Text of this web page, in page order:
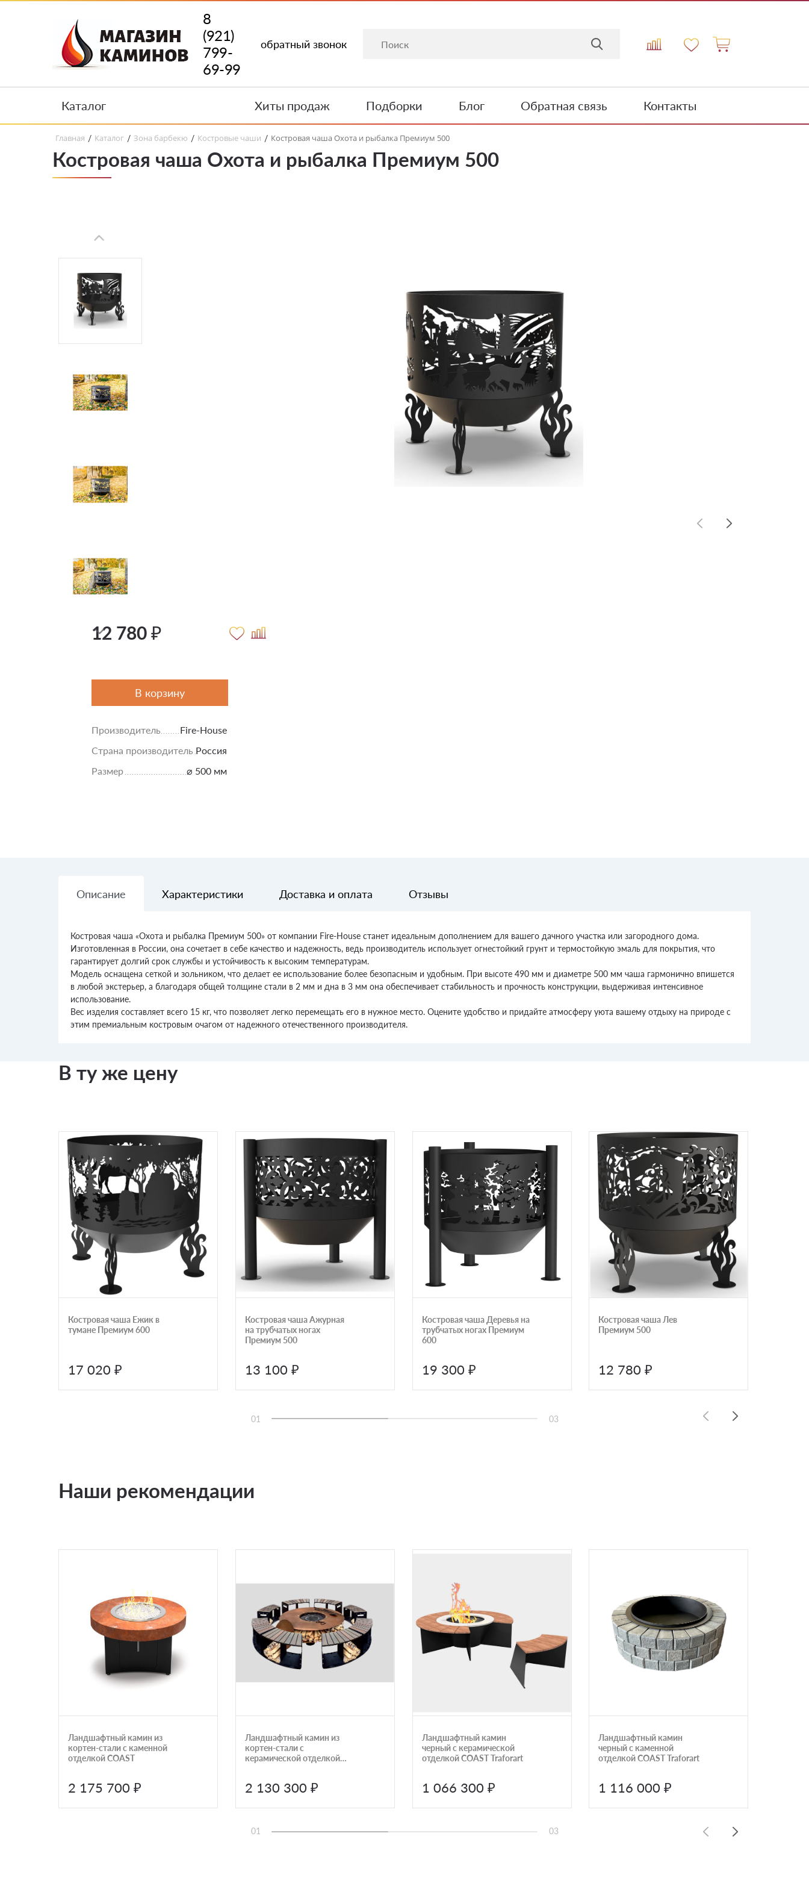
8
(921)
799-
69-99
обратный звонок
Каталог Хиты продаж Подборки Блог Обратная связь Контакты
Главная / Каталог / Зона барбекю / Костровые чаши / Костровая чаша Охота и рыбалка Премиум 500
Костровая чаша Охота и рыбалка Премиум 500
12 780 ₽
В корзину
Производитель
Fire-House
Страна производитель Россия
Размер
⌀ 500 мм
Описание Характеристики Доставка и оплата Отзывы
Костровая чаша «Охота и рыбалка Премиум 500» от компании Fire-House станет идеальным дополнением для вашего дачного участка или загородного дома.
Изготовленная в России, она сочетает в себе качество и надежность, ведь производитель использует огнестойкий грунт и термостойкую эмаль для покрытия, что
гарантирует долгий срок службы и устойчивость к высоким температурам.
Модель оснащена сеткой и зольником, что делает ее использование более безопасным и удобным. При высоте 490 мм и диаметре 500 мм чаша гармонично впишется
в любой экстерьер, а благодаря общей толщине стали в 2 мм и дна в 3 мм она обеспечивает стабильность и прочность конструкции, выдерживая интенсивное
использование.
Вес изделия составляет всего 15 кг, что позволяет легко перемещать его в нужное место. Оцените удобство и придайте атмосферу уюта вашему отдыху на природе с
этим премиальным костровым очагом от надежного отечественного производителя.
В ту же цену
Костровая чаша Ежик в
тумане Премиум 600
17 020 ₽
Костровая чаша Ажурная
на трубчатых ногах
Премиум 500
13 100 ₽
Костровая чаша Деревья на
трубчатых ногах Премиум
600
19 300 ₽
Костровая чаша Лев
Премиум 500
12 780 ₽
01 03
Наши рекомендации
Ландшафтный камин из
кортен-стали с каменной
отделкой COAST
2 175 700 ₽
Ландшафтный камин из
кортен-стали с
керамической отделкой
2 130 300 ₽
Ландшафтный камин
черный с керамической
отделкой COAST Traforart
1 066 300 ₽
Ландшафтный камин
черный с каменной
отделкой COAST Traforart
1 116 000 ₽
01 03